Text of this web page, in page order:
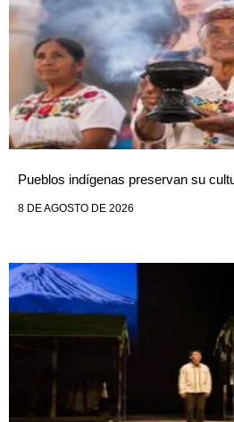
Pueblos indígenas preservan su
8 DE AGOSTO DE 2026